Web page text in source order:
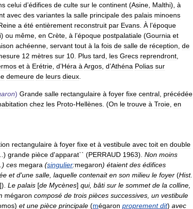
celui d’édifices de culte sur le continent (Asine Malthi), à
avec des variantes la salle principale des palais minoens
a été entièrement reconstruit par Evans À l’époque
) ou même en Crète à l’époque postpalatiale (Gournia et
achéenne servant tout à la fois de salle de réception de
12 mètres sur 10 Plus tard les Grecs reprendront
et à Erétrie d’Héra à Argos d’Athéna Polias sur
demeure de leurs dieux
) Grande salle rectangulaire à foyer fixe central précédée
chez les Proto-Hellènes . (On le trouve à Troie en
rectangulaire à foyer fixe et à vestibule avec toit en double
grande pièce d'apparat`` (PERRAUD 1963). Non moins
ces megara (singulier:megaron) étaient des édifices
et d'une salle, laquelle contenait en son milieu le foyer (Hist.
]). Le palais [de Mycènes] qui, bâti sur le sommet de la colline,
mégaron composé de trois pièces successives, un vestibule
) et une pièce principale (mégaron proprement dit) avec